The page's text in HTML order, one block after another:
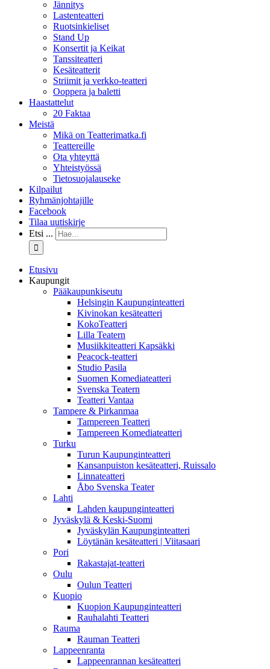
Jännitys
Lastenteatteri
Ruotsinkieliset
Stand Up
Konsertit ja Keikat
Tanssiteatteri
Kesäteatterit
Striimit ja verkko-teatteri
Ooppera ja baletti
Haastattelut
20 Faktaa
Meistä
Mikä on Teatterimatka.fi
Teattereille
Ota yhteyttä
Yhteistyössä
Tietosuojalauseke
Kilpailut
Ryhmänjohtajille
Facebook
Tilaa uutiskirje
Etsi ...
Etusivu
Kaupungit
Pääkaupunkiseutu
Helsingin Kaupunginteatteri
Kivinokan kesäteatteri
KokoTeatteri
Lilla Teatern
Musiikkiteatteri Kapsäkki
Peacock-teatteri
Studio Pasila
Suomen Komediateatteri
Svenska Teatern
Teatteri Vantaa
Tampere & Pirkanmaa
Tampereen Teatteri
Tampereen Komediateatteri
Turku
Turun Kaupunginteatteri
Kansanpuiston kesäteatteri, Ruissalo
Linnateatteri
Åbo Svenska Teater
Lahti
Lahden kaupunginteatteri
Jyväskylä & Keski-Suomi
Jyväskylän Kaupunginteatteri
Löytänän kesäteatteri | Viitasaari
Pori
Rakastajat-teatteri
Oulu
Oulun Teatteri
Kuopio
Kuopion Kaupunginteatteri
Rauhalahti Teatteri
Rauma
Rauman Teatteri
Lappeenranta
Lappeenrannan kesäteatteri